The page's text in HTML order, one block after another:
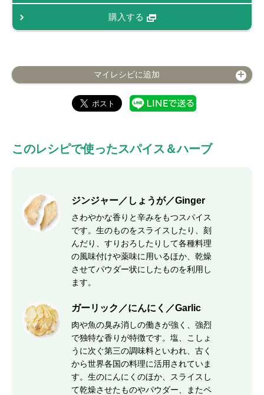
購入する
マイレシピに追加
このレシピで使ったスパイス＆ハーブ
ジンジャー／しょうが／Ginger
さわやかな香りと辛みをもつスパイス
です。生のものをスライスしたり、刻
んだり、すりおろしたりして各種料理
の風味付けや薬味に用いるほか、乾燥
させてパウダー状にしたものを利用し
ます。
ガーリック／にんにく／Garlic
肉や魚の臭み消しの働きが強く、強烈
で独特な香りが特徴です。塩、こしょ
うに次ぐ第三の調味料といわれ、古く
から世界各国の料理に活用されていま
す。生のにんにくのほか、スライスし
て乾燥させたものやパウダー、またペ